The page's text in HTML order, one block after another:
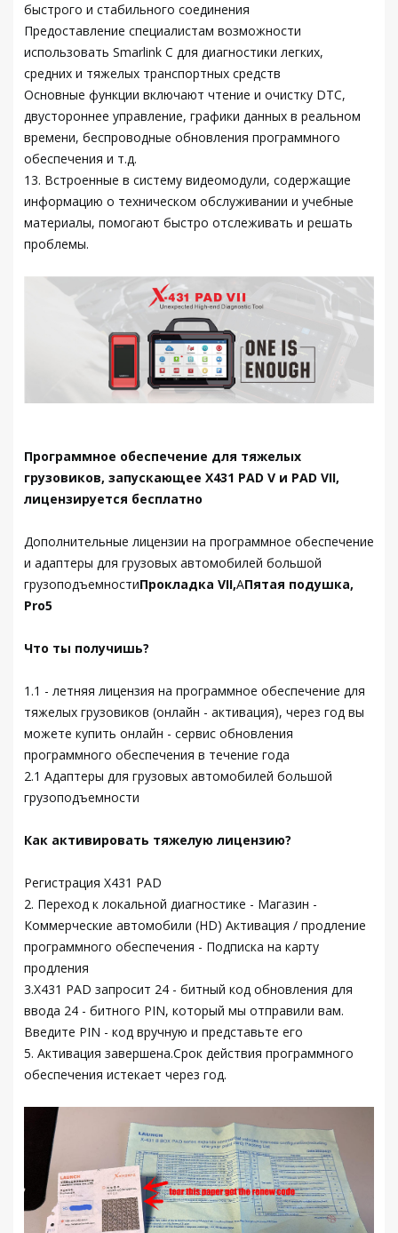
быстрого и стабильного соединения
Предоставление специалистам возможности
использовать Smarlink C для диагностики легких,
средних и тяжелых транспортных средств
Основные функции включают чтение и очистку DTC,
двустороннее управление, графики данных в реальном
времени, беспроводные обновления программного
обеспечения и т.д.
13. Встроенные в систему видеомодули, содержащие
информацию о техническом обслуживании и учебные
материалы, помогают быстро отслеживать и решать
проблемы.
Программное обеспечение для тяжелых
грузовиков, запускающее X431 PAD V и PAD VII,
лицензируется бесплатно
Дополнительные лицензии на программное обеспечение
и адаптеры для грузовых автомобилей большой
грузоподъемностиПрокладка VII,АПятая подушка,
Pro5
Что ты получишь?
1.1 - летняя лицензия на программное обеспечение для
тяжелых грузовиков (онлайн - активация), через год вы
можете купить онлайн - сервис обновления
программного обеспечения в течение года
2.1 Адаптеры для грузовых автомобилей большой
грузоподъемности
Как активировать тяжелую лицензию?
Регистрация X431 PAD
2. Переход к локальной диагностике - Магазин -
Коммерческие автомобили (HD) Активация / продление
программного обеспечения - Подписка на карту
продления
3.X431 PAD запросит 24 - битный код обновления для
ввода 24 - битного PIN, который мы отправили вам.
Введите PIN - код вручную и представьте его
5. Активация завершена.Срок действия программного
обеспечения истекает через год.